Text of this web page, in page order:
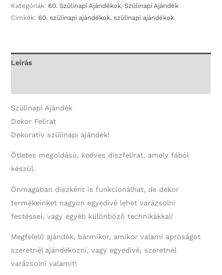
Boldog
60.
60.
Kategóriák: 60. Szülinapi Ajándékok,Szülinapi Ajándék
Címkék: 60. szülinapi ajándékok,szülinapi ajándékok
Leírás
Szülinapi Ajándék
Dekor Felirat
Dekoratív szülinapi ajándék!
Ötletes megoldású, kedves díszfelirat, amely fából
készül.
Önmagában díszként is funkcionálhat, de dekor
termékeinket nagyon egyedivé lehet varázsolni
festéssel, vagy egyéb különböző technikákkal!
Megfelelő ajándék, bármikor, amikor valami apróságot
szeretnél ajándékozni, vagy egyedivé, szeretnél
varázsolni valamit!